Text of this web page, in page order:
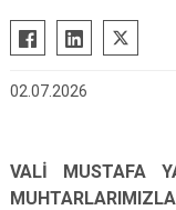
02.07.2026
VALİ MUSTAFA